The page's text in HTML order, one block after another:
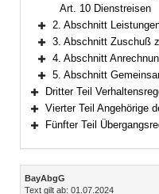
Art. 10 Dienstreisen
Bereich erweitern
2. Abschnitt Leistungen nach
Bereich erweitern
3. Abschnitt Zuschuß zu den Kosten in
Bereich erweitern
4. Abschnitt Anrechnung beim
Bereich erweitern
5. Abschnitt
Bereich erweitern
Dritter Teil Verhaltensregeln für
Bereich erweitern
Vierter Teil Angehörige des
Fünfter Teil
Inhalt
BayAbgG
Text gilt ab: 01.07.2024